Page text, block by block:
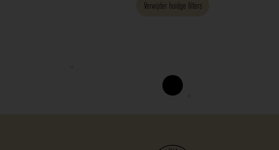
Verwijder huidge filters